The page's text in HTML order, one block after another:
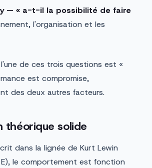
— « a-t-il la possibilité de faire
l'organisation et les
de ces trois questions est «
est compromise,
des deux autres facteurs.
théorique solide
dans la lignée de Kurt Lewin
E), le comportement est fonction